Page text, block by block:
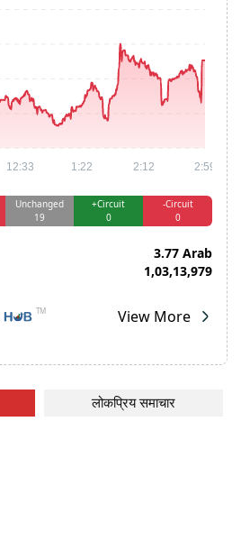
लोकप्रिय समाचार